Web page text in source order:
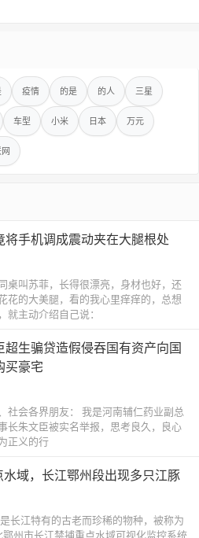
疫情 的是 的人 三星
车型 小米 日本 万元
网
手机调成震动夹在大腿根处
桌叫苏菲，长得很漂亮，身材也好，还
花的大美腿，看的我心里痒痒的，总想
就主动介绍自己说：
生骗贷造假侵吞国有资产向国
买豪宅
会各界朋友： 我是河南辅仁药业副总
长朱文臣被实名举报，思考良久，良心
正义的行
域，长江鄂州段出现多只江豚
长江特有的古老而珍稀的物种，被称为
州市长江禁捕重点水域可视化监控系统